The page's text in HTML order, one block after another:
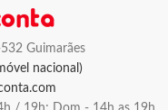
Guimarães
nacional)